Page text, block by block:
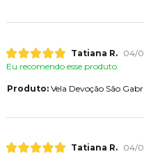
Tatiana R.
04/
Eu recomendo esse produto.
Produto:Vela Devoção São
Tatiana R.
04/